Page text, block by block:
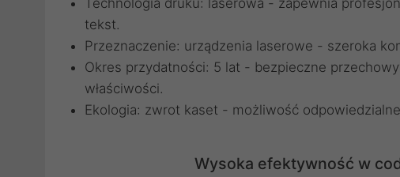
Technologia druku: laserowa - zapewnia
tekst.
Przeznaczenie: urządzenia laserowe - szeroka
Okres przydatności: 5 lat - bezpieczne
właściwości.
Ekologia: zwrot kaset - możliwość
Wysoka efektywność w